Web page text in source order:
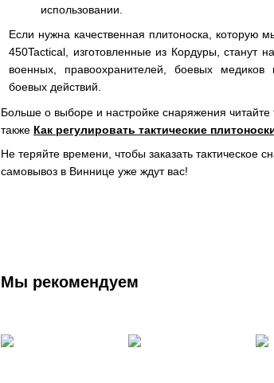
использовании.
Если нужна качественная плитоноска, которую
450Tactical, изготовленные из Кордуры, станут
военных, правоохранителей, боевых
боевых действий.
Больше о выборе и настройке снаряжения читайте
также Как регулировать тактические
Не теряйте времени, чтобы заказать тактическое
самовывоз в Виннице уже ждут вас!
Мы рекомендуем